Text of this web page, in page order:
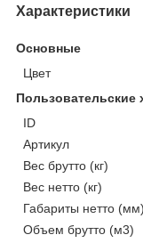
Характеристики
Основные
Цвет
Пользовательские
ID
Артикул
Вес брутто (кг)
Вес нетто (кг)
Габариты нетто (мм)
Объем брутто (м3)